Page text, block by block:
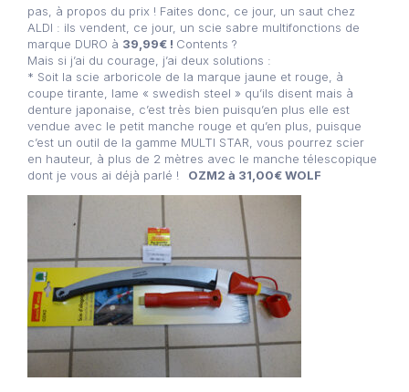
pas, à propos du prix ! Faites donc, ce jour, un saut chez
ALDI : ils vendent, ce jour, un scie sabre multifonctions de
marque DURO à 39,99€ ! Contents ?
Mais si j’ai du courage, j’ai deux solutions :
* Soit la scie arboricole de la marque jaune et rouge, à
coupe tirante, lame « swedish steel » qu’ils disent mais à
denture japonaise, c’est très bien puisqu’en plus elle est
vendue avec le petit manche rouge et qu’en plus, puisque
c’est un outil de la gamme MULTI STAR, vous pourrez scier
en hauteur, à plus de 2 mètres avec le manche télescopique
dont je vous ai déjà parlé !
OZM2 à 31,00€ WOLF